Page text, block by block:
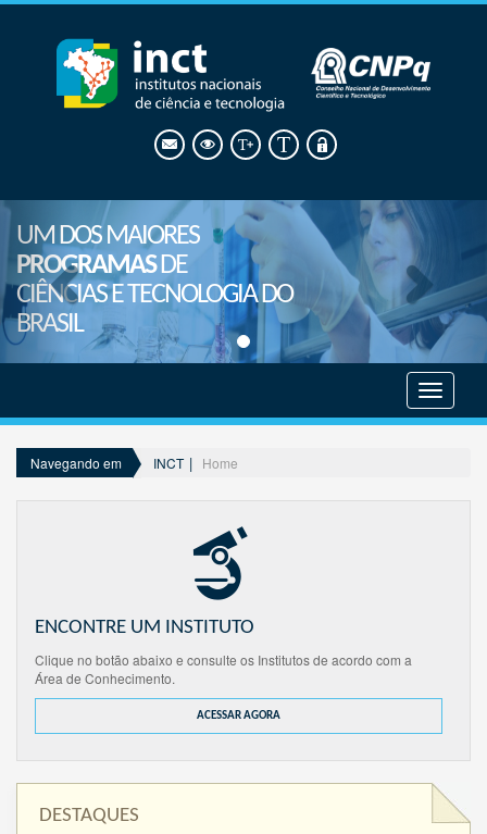
UM DOS MAIORES
PROGRAMASDE
CIÊNCIAS E TECNOLOGIA DO
BRASIL
menu
Navegando em INCT Home
ENCONTRE UM INSTITUTO
Clique no botão abaixo e consulte os Institutos de acordo com a
Área de Conhecimento.
ACESSAR AGORA
DESTAQUES